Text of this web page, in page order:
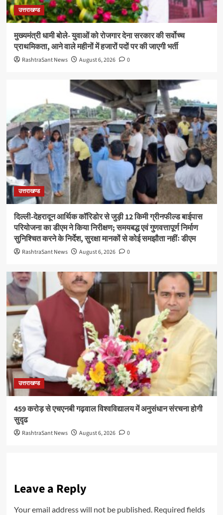
उत्तराखण्ड
मुख्यमंत्री धामी बोले- युवाओं को रोजगार देना सरकार की सर्वोच्च
प्राथमिकता, आने वाले महीनों में हजारों पदों पर की जाएगी भर्ती
RashtraSant News August 6, 2026 0
उत्तराखण्ड
दिल्ली-देहरादून आर्थिक कॉरिडोर से जुड़ी 12 किमी ग्रीनफील्ड बाईपास
परियोजना का डीएम ने किया निरीक्षण; समयबद्ध एवं गुणवत्तापूर्ण निर्माण
सुनिश्चित करने के निर्देश, सुरक्षा मानकों से कोई समझौता नहींः डीएम
RashtraSant News August 6, 2026 0
उत्तराखण्ड
459 करोड़ से एचएनबी गढ़वाल विश्वविद्यालय में अनुसंधान संरचना होगी
सुदृढ
RashtraSant News August 6, 2026 0
Leave a Reply
Your email address will not be published. Required fields